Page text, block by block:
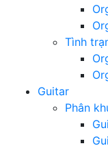
Tình
Guitar
Phân